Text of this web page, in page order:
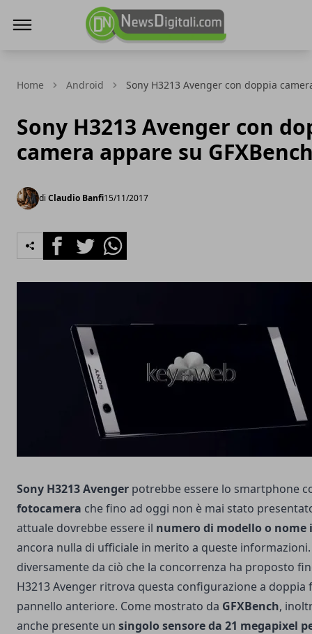
Home Android Sony H3213 Avenger con doppia
Sony H3213 Avenger con
camera appare su
di Claudio Banfi15/11/2017
FacebookTwitterWhatsapp
Sony H3213 Avenger potrebbe essere lo smartphone
fotocamera che fino ad oggi non è mai stato
attuale dovrebbe essere il numero di modello o nome
ancora nulla di ufficiale in merito a queste
diversamente da ciò che la concorrenza ha proposto
H3213 Avenger ritrova questa configurazione a doppia
pannello anteriore. Come mostrato da GFXBench,
anche presente un singolo sensore da 21 megapixel